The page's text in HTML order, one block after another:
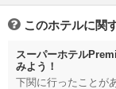
このホテルに関
スーパーホテル
みよう！
下関に行ったことが